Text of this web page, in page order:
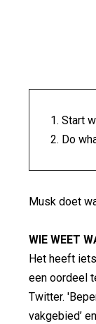
1. Start
2. Do
Musk doet
WIE WEET
Het heeft
een oordeel
Twitter.
vakgebied’